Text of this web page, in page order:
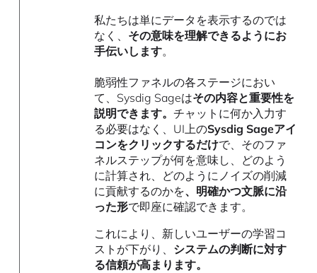
私たちは単にデータを表示するのでは
なく、 その意味を理解できるようにお
手伝いします。
脆弱性ファネルの各ステージにおい
て、Sysdig Sageはその内容と重要性を
説明できます。チャットに何か入力す
る必要はなく、UI上のSysdig Sageアイ
コンをクリックするだけで、そのファ
ネルステップが何を意味し、どのよう
に計算され、どのようにノイズの削減
に貢献するのかを、明確かつ文脈に沿
った形で即座に確認できます。
これにより、新しいユーザーの学習コ
ストが下がり、 システムの判断に対す
る信頼が高まります。